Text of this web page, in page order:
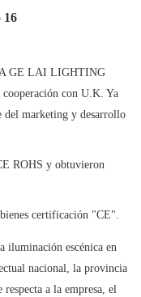
GE LAI LIGHTING
con U.K. Ya
del marketing y desarrollo
ROHS y obtuvieron
certificación "CE".
iluminación escénica en
nacional, la provincia
a la empresa, el